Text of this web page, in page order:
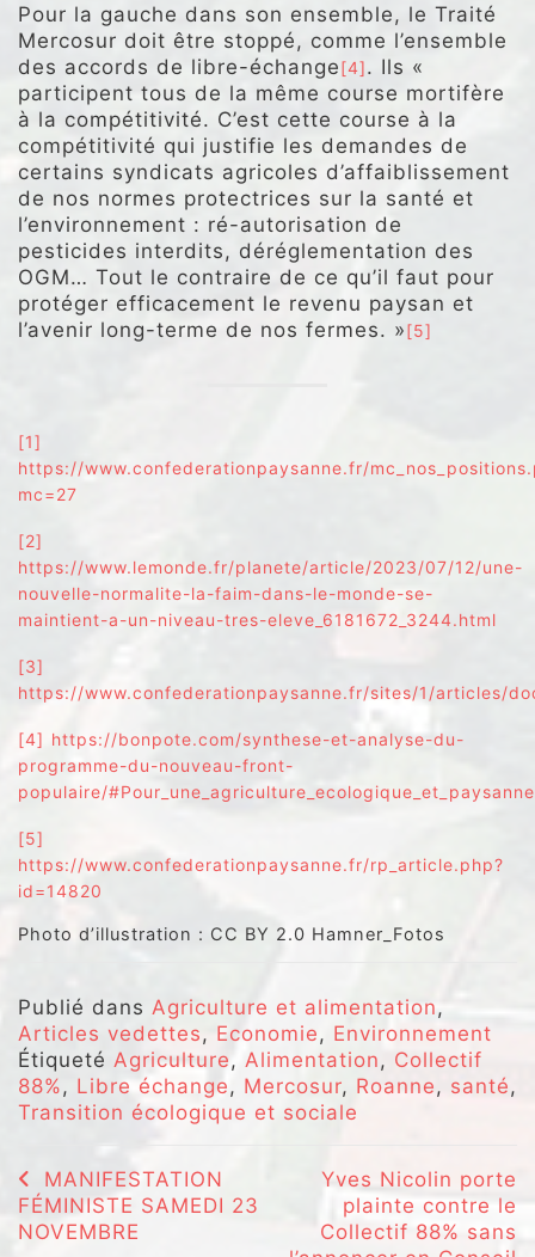
Pour la gauche dans son ensemble, le Traité
Mercosur doit être stoppé, comme l’ensemble
des accords de libre-échange[4]. Ils «
participent tous de la même course mortifère
à la compétitivité. C’est cette course à la
compétitivité qui justifie les demandes de
certains syndicats agricoles d’affaiblissement
de nos normes protectrices sur la santé et
l’environnement : ré-autorisation de
pesticides interdits, déréglementation des
OGM… Tout le contraire de ce qu’il faut pour
protéger efficacement le revenu paysan et
l’avenir long-terme de nos fermes. »[5]
[1]
https://www.confederationpaysanne.fr/
mc=27
[2]
https://www.lemonde.fr/planete/article/2023/07/12/une-
nouvelle-normalite-la-faim-dans-le-monde-se-
maintient-a-un-niveau-tres-eleve_6181672_3244.html
[3]
https://www.confederationpaysanne.fr/sites/1/articles/
[4] https://bonpote.com/synthese-et-analyse-du-
programme-du-nouveau-front-
populaire/#Pour_une_agriculture_ecologique_et_paysanne
[5]
https://www.confederationpaysanne.fr/rp_article.php?
id=14820
Photo d’illustration : CC BY 2.0 Hamner_Fotos
Publié dans Agriculture et alimentation,
Articles vedettes , Economie , Environnement
Étiqueté Agriculture , Alimentation , Collectif
88% , Libre échange, Mercosur, Roanne , santé ,
Transition écologique et sociale
Navigation
de
MANIFESTATION
FÉMINISTE SAMEDI 23
NOVEMBRE
Yves Nicolin porte
plainte contre le
Collectif 88% sans